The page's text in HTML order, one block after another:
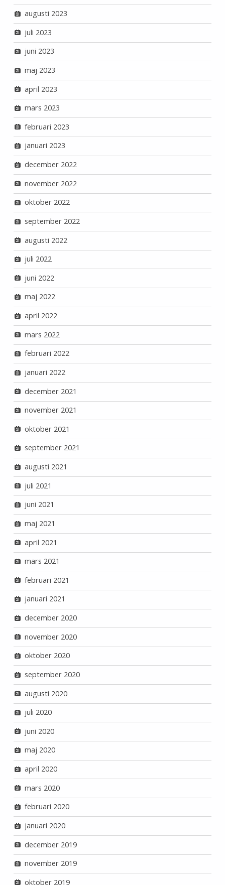
augusti 2023
juli 2023
juni 2023
maj 2023
april 2023
mars 2023
februari 2023
januari 2023
december 2022
november 2022
oktober 2022
september 2022
augusti 2022
juli 2022
juni 2022
maj 2022
april 2022
mars 2022
februari 2022
januari 2022
december 2021
november 2021
oktober 2021
september 2021
augusti 2021
juli 2021
juni 2021
maj 2021
april 2021
mars 2021
februari 2021
januari 2021
december 2020
november 2020
oktober 2020
september 2020
augusti 2020
juli 2020
juni 2020
maj 2020
april 2020
mars 2020
februari 2020
januari 2020
december 2019
november 2019
oktober 2019